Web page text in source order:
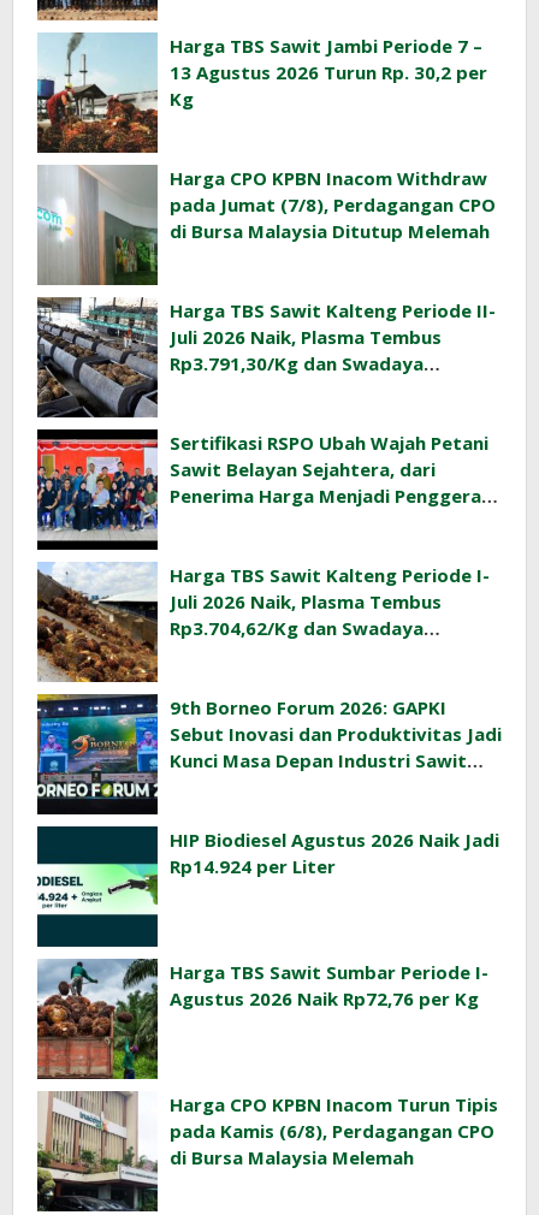
Harga TBS Sawit Jambi Periode 7 –
13 Agustus 2026 Turun Rp. 30,2 per
Kg
Harga CPO KPBN Inacom Withdraw
pada Jumat (7/8), Perdagangan CPO
di Bursa Malaysia Ditutup Melemah
Harga TBS Sawit Kalteng Periode II-
Juli 2026 Naik, Plasma Tembus
Rp3.791,30/Kg dan Swadaya
Sertifikasi RSPO Ubah Wajah Petani
Sawit Belayan Sejahtera, dari
Penerima Harga Menjadi Penggerak
Harga TBS Sawit Kalteng Periode I-
Juli 2026 Naik, Plasma Tembus
Rp3.704,62/Kg dan Swadaya
9th Borneo Forum 2026: GAPKI
Sebut Inovasi dan Produktivitas Jadi
Kunci Masa Depan Industri Sawit
HIP Biodiesel Agustus 2026 Naik Jadi
Rp14.924 per Liter
Harga TBS Sawit Sumbar Periode I-
Agustus 2026 Naik Rp72,76 per Kg
Harga CPO KPBN Inacom Turun Tipis
pada Kamis (6/8), Perdagangan CPO
di Bursa Malaysia Melemah